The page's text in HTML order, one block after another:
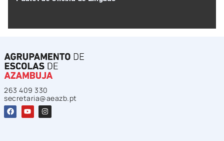
263 409 330
secretaria@aeazb.pt